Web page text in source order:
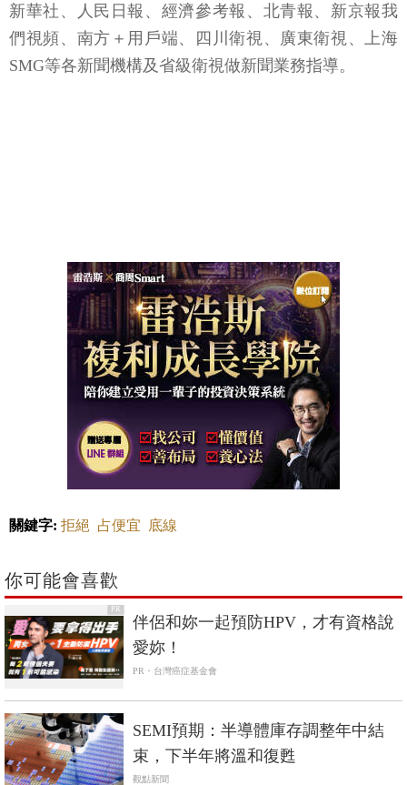
新華社、人民日報、經濟參考報、北青報、新京報我
們視頻、南方＋用戶端、四川衛視、廣東衛視、上海
SMG等各新聞機構及省級衛視做新聞業務指導。
關鍵字: 拒絕 占便宜 底線
你可能會喜歡
PR
伴侶和妳一起預防HPV，才有資格說
愛妳！
PR・台灣癌症基金會
SEMI預期：半導體庫存調整年中結
束，下半年將溫和復甦
觀點新聞